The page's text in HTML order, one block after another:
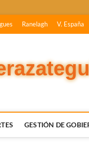
Ranelagh V. España
GESTIÓN DE